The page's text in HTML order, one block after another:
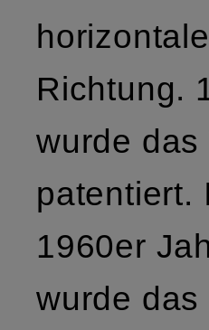
Richtung.
wurde das
patentiert.
1960er
wurde das